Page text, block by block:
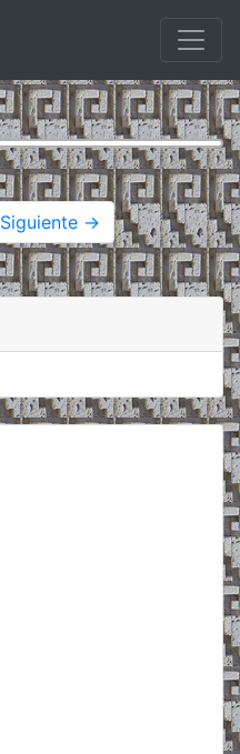
Siguiente →